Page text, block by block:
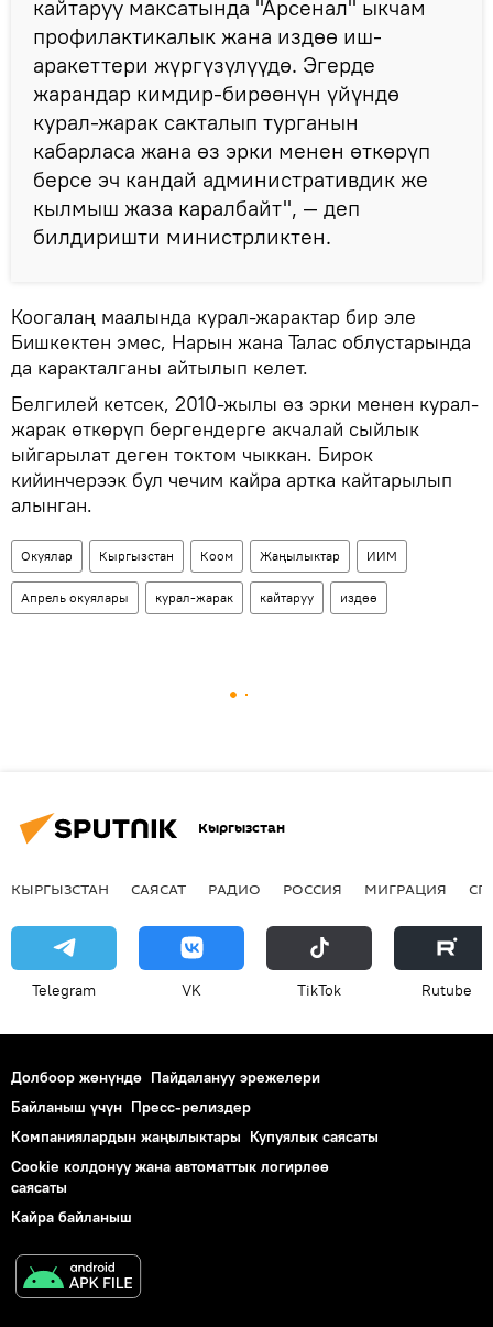
кайтаруу максатында "Арсенал" ыкчам
профилактикалык жана издөө иш-
аракеттери жүргүзүлүүдө. Эгерде
жарандар кимдир-бирөөнүн үйүндө
курал-жарак сакталып турганын
кабарласа жана өз эрки менен өткөрүп
берсе эч кандай административдик же
кылмыш жаза каралбайт", — деп
билдиришти министрликтен.
Коогалаң маалында курал-жарактар бир эле
Бишкектен эмес, Нарын жана Талас облустарында
да каракталганы айтылып келет.
Белгилей кетсек, 2010-жылы өз эрки менен курал-
жарак өткөрүп бергендерге акчалай сыйлык
ыйгарылат деген токтом чыккан. Бирок
кийинчерээк бул чечим кайра артка кайтарылып
алынган.
Окуялар Кыргызстан Коом Жаңылыктар ИИМ
Апрель окуялары курал-жарак кайтаруу издөө
Кыргызстан
КЫРГЫЗСТАН САЯСАТ РАДИО РОССИЯ МИГРАЦИЯ
Telegram VK ТikТоk Rutube
Долбоор жөнүндө Пайдалануу эрежелери
Байланыш үчүн Пресс-релиздер
Компаниялардын жаңылыктары Купуялык саясаты
Cookie колдонуу жана автоматтык логирлөө
саясаты
Кайра байланыш